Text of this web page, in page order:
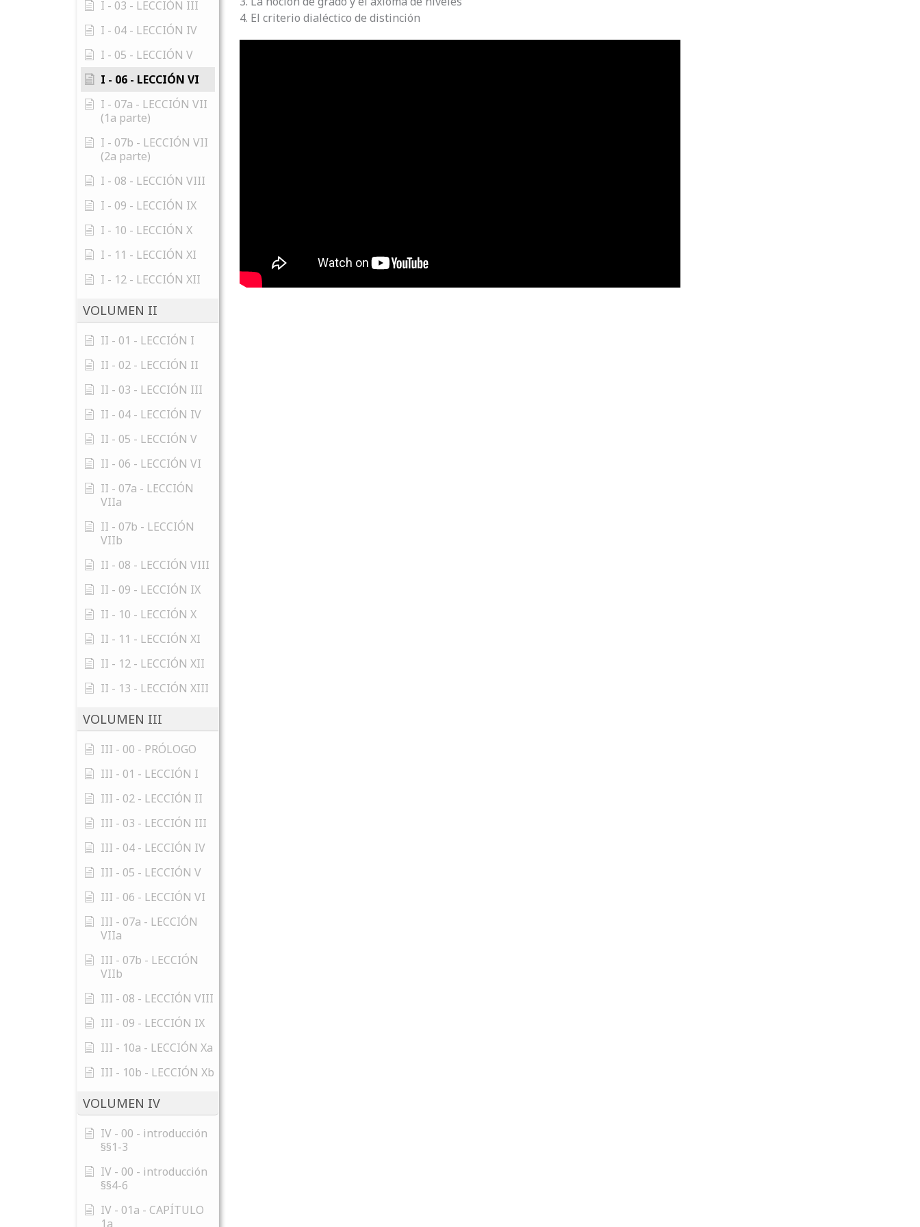
I - 03 - LECCIÓN III
I - 04 - LECCIÓN IV
I - 05 - LECCIÓN V
I - 06 - LECCIÓN VI
I - 07a - LECCIÓN VII
(1a parte)
I - 07b - LECCIÓN VII
(2a parte)
I - 08 - LECCIÓN VIII
I - 09 - LECCIÓN IX
I - 10 - LECCIÓN X
I - 11 - LECCIÓN XI
I - 12 - LECCIÓN XII
VOLUMEN II
II - 01 - LECCIÓN I
II - 02 - LECCIÓN II
II - 03 - LECCIÓN III
II - 04 - LECCIÓN IV
II - 05 - LECCIÓN V
II - 06 - LECCIÓN VI
II - 07a - LECCIÓN
VIIa
II - 07b - LECCIÓN
VIIb
II - 08 - LECCIÓN VIII
II - 09 - LECCIÓN IX
II - 10 - LECCIÓN X
II - 11 - LECCIÓN XI
II - 12 - LECCIÓN XII
II - 13 - LECCIÓN XIII
VOLUMEN III
III - 00 - PRÓLOGO
III - 01 - LECCIÓN I
III - 02 - LECCIÓN II
III - 03 - LECCIÓN III
III - 04 - LECCIÓN IV
III - 05 - LECCIÓN V
III - 06 - LECCIÓN VI
III - 07a - LECCIÓN
VIIa
III - 07b - LECCIÓN
VIIb
III - 08 - LECCIÓN VIII
III - 09 - LECCIÓN IX
III - 10a - LECCIÓN Xa
III - 10b - LECCIÓN Xb
VOLUMEN IV
IV - 00 - introducción
§§1-3
IV - 00 - introducción
§§4-6
IV - 01a - CAPÍTULO
1a
4. El criterio dialéctico de distinción